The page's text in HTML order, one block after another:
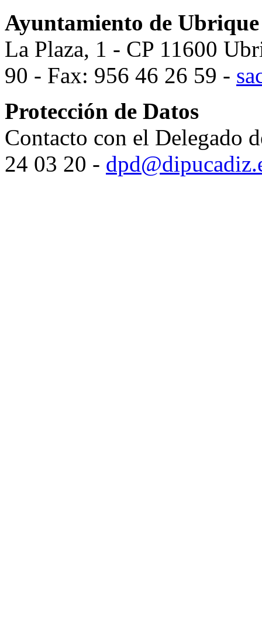
Ayuntamiento de Ubrique
La Plaza, 1 - CP 11600
90 - Fax: 956 46 26 59 -
Protección de Datos
Contacto con el Delegado
24 03 20 -